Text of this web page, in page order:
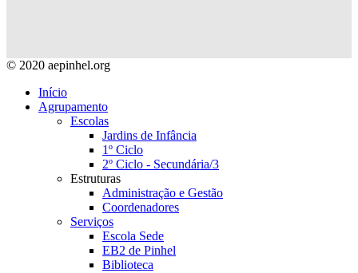
© 2020 aepinhel.org
Início
Agrupamento
Escolas
Jardins de Infância
1º Ciclo
2º Ciclo - Secundária/3
Estruturas
Administração e Gestão
Coordenadores
Serviços
Escola Sede
EB2 de Pinhel
Biblioteca